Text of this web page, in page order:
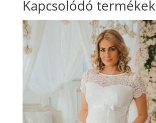
Kapcsolódó termékek